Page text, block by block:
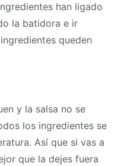
han ligado
la batidora e ir
queden
y la salsa no se
los ingredientes se
Así que si vas a
que la dejes fuera